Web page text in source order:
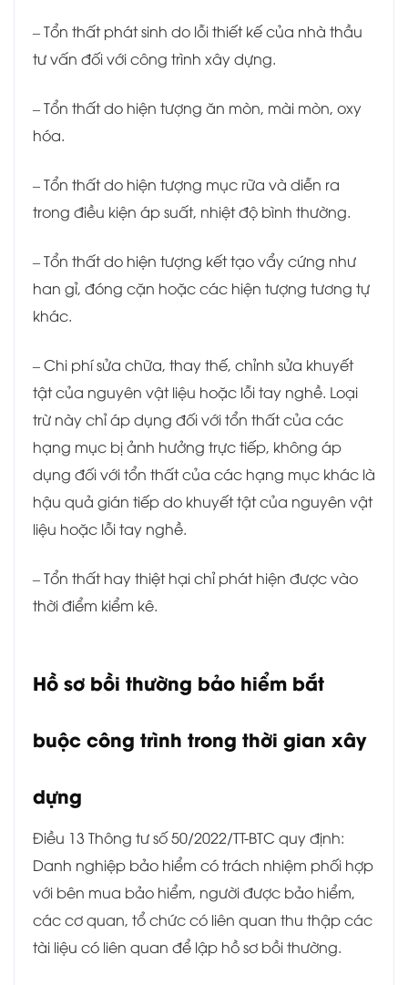
– Tổn thất phát sinh do lỗi thiết kế của nhà thầu
tư vấn đối với công trình xây dựng.
– Tổn thất do hiện tượng ăn mòn, mài mòn, oxy
hóa.
– Tổn thất do hiện tượng mục rữa và diễn ra
trong điều kiện áp suất, nhiệt độ bình thường.
– Tổn thất do hiện tượng kết tạo vẩy cứng như
han gỉ, đóng cặn hoặc các hiện tượng tương tự
khác.
– Chi phí sửa chữa, thay thế, chỉnh sửa khuyết
tật của nguyên vật liệu hoặc lỗi tay nghề. Loại
trừ này chỉ áp dụng đối với tổn thất của các
hạng mục bị ảnh hưởng trực tiếp, không áp
dụng đối với tổn thất của các hạng mục khác là
hậu quả gián tiếp do khuyết tật của nguyên vật
liệu hoặc lỗi tay nghề.
– Tổn thất hay thiệt hại chỉ phát hiện được vào
thời điểm kiểm kê.
Hồ sơ bồi thường bảo hiểm bắt
buộc công trình trong thời gian xây
dựng
Điều 13 Thông tư số 50/2022/TT-BTC quy định:
Danh nghiệp bảo hiểm có trách nhiệm phối hợp
với bên mua bảo hiểm, người được bảo hiểm,
các cơ quan, tổ chức có liên quan thu thập các
tài liệu có liên quan để lập hồ sơ bồi thường.